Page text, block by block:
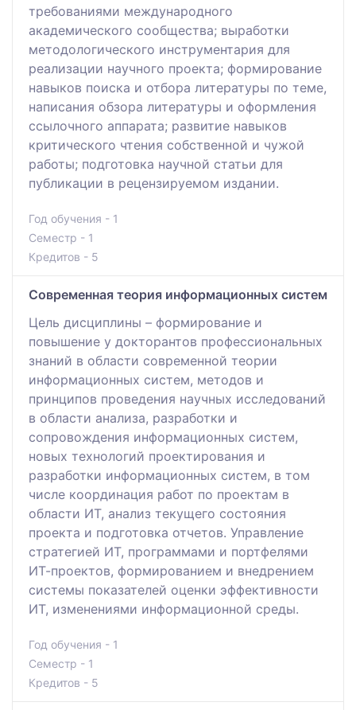
требованиями международного
академического сообщества; выработки
методологического инструментария для
реализации научного проекта; формирование
навыков поиска и отбора литературы по теме,
написания обзора литературы и оформления
ссылочного аппарата; развитие навыков
критического чтения собственной и чужой
работы; подготовка научной статьи для
публикации в рецензируемом издании.
Год обучения - 1
Семестр - 1
Кредитов - 5
Современная теория информационных систем
Цель дисциплины – формирование и
повышение у докторантов профессиональных
знаний в области современной теории
информационных систем, методов и
принципов проведения научных исследований
в области анализа, разработки и
сопровождения информационных систем,
новых технологий проектирования и
разработки информационных систем, в том
числе координация работ по проектам в
области ИТ, анализ текущего состояния
проекта и подготовка отчетов. Управление
стратегией ИТ, программами и портфелями
ИТ-проектов, формированием и внедрением
системы показателей оценки эффективности
ИТ, изменениями информационной среды.
Год обучения - 1
Семестр - 1
Кредитов - 5